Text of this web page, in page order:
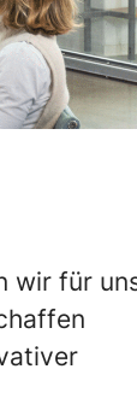
wir für